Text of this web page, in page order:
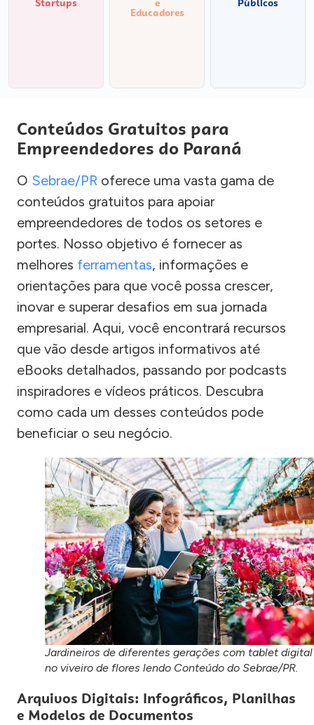
Startups e
Educadores
Públicos
Conteúdos Gratuitos para
Empreendedores do Paraná
O Sebrae/PR oferece uma vasta gama de
conteúdos gratuitos para apoiar
empreendedores de todos os setores e
portes. Nosso objetivo é fornecer as
melhores ferramentas, informações e
orientações para que você possa crescer,
inovar e superar desafios em sua jornada
empresarial. Aqui, você encontrará recursos
que vão desde artigos informativos até
eBooks detalhados, passando por podcasts
inspiradores e vídeos práticos. Descubra
como cada um desses conteúdos pode
beneficiar o seu negócio.
Jardineiros de diferentes gerações com tablet digital
no viveiro de flores lendo Conteúdo do Sebrae/PR.
Arquivos Digitais: Infográficos, Planilhas
e Modelos de Documentos